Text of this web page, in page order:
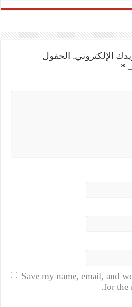
الإلكتروني.
الحقول
*
Save my name, email, and
for the